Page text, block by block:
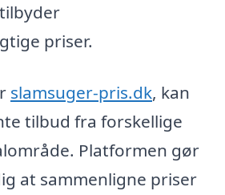
priser.
slamsuger-pris.dk, kan
tilbud fra forskellige
Platformen gør
at sammenligne priser